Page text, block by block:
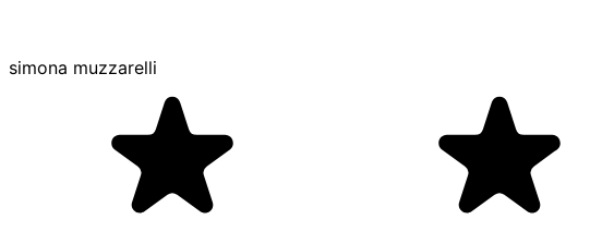
simona muzzarelli